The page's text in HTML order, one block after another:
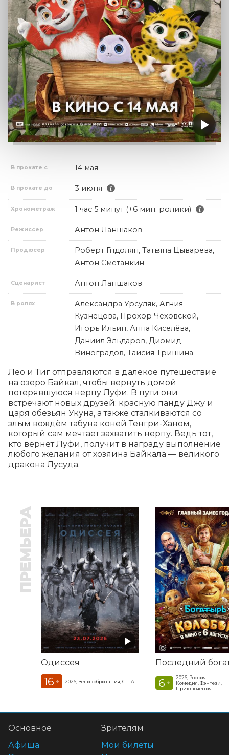
В прокате с 14 мая
В прокате до 3 июня
Хронометраж 1 час 5 минут (+6 мин. ролики)
Режиссер Антон Ланшаков
Продюсер
Роберт Гндолян, Татьяна Цыварева,
Антон Сметанкин
Сценарист Антон Ланшаков
В ролях
Александра Урсуляк, Агния
Кузнецова, Прохор Чеховской,
Игорь Ильин, Анна Киселёва,
Даниил Эльдаров, Диомид
Виноградов, Таисия Тришина
Лео и Тиг отправляются в далёкое путешествие
на озеро Байкал, чтобы вернуть домой
потерявшуюся нерпу Луфи. В пути они
встречают новых друзей: красную панду Джу и
царя обезьян Укуна, а также сталкиваются со
злым вождём табуна коней Тенгри-Ханом,
который сам мечтает захватить нерпу. Ведь тот,
кто вернёт Луфи, получит в награду выполнение
любого желания от хозяина Байкала — великого
дракона Лусуда.
ПРЕМЬЕРА
Одиссея
16 + 2026, Великобритания, США 6 +
2026, Россия
Комедия, Фэнтези,
Приключения
Основное
Афиша
Зрителям
Мои билеты